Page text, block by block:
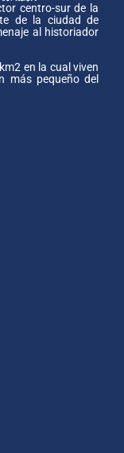
centro-sur de la
de la ciudad de
al historiador
en la cual viven
más pequeño del